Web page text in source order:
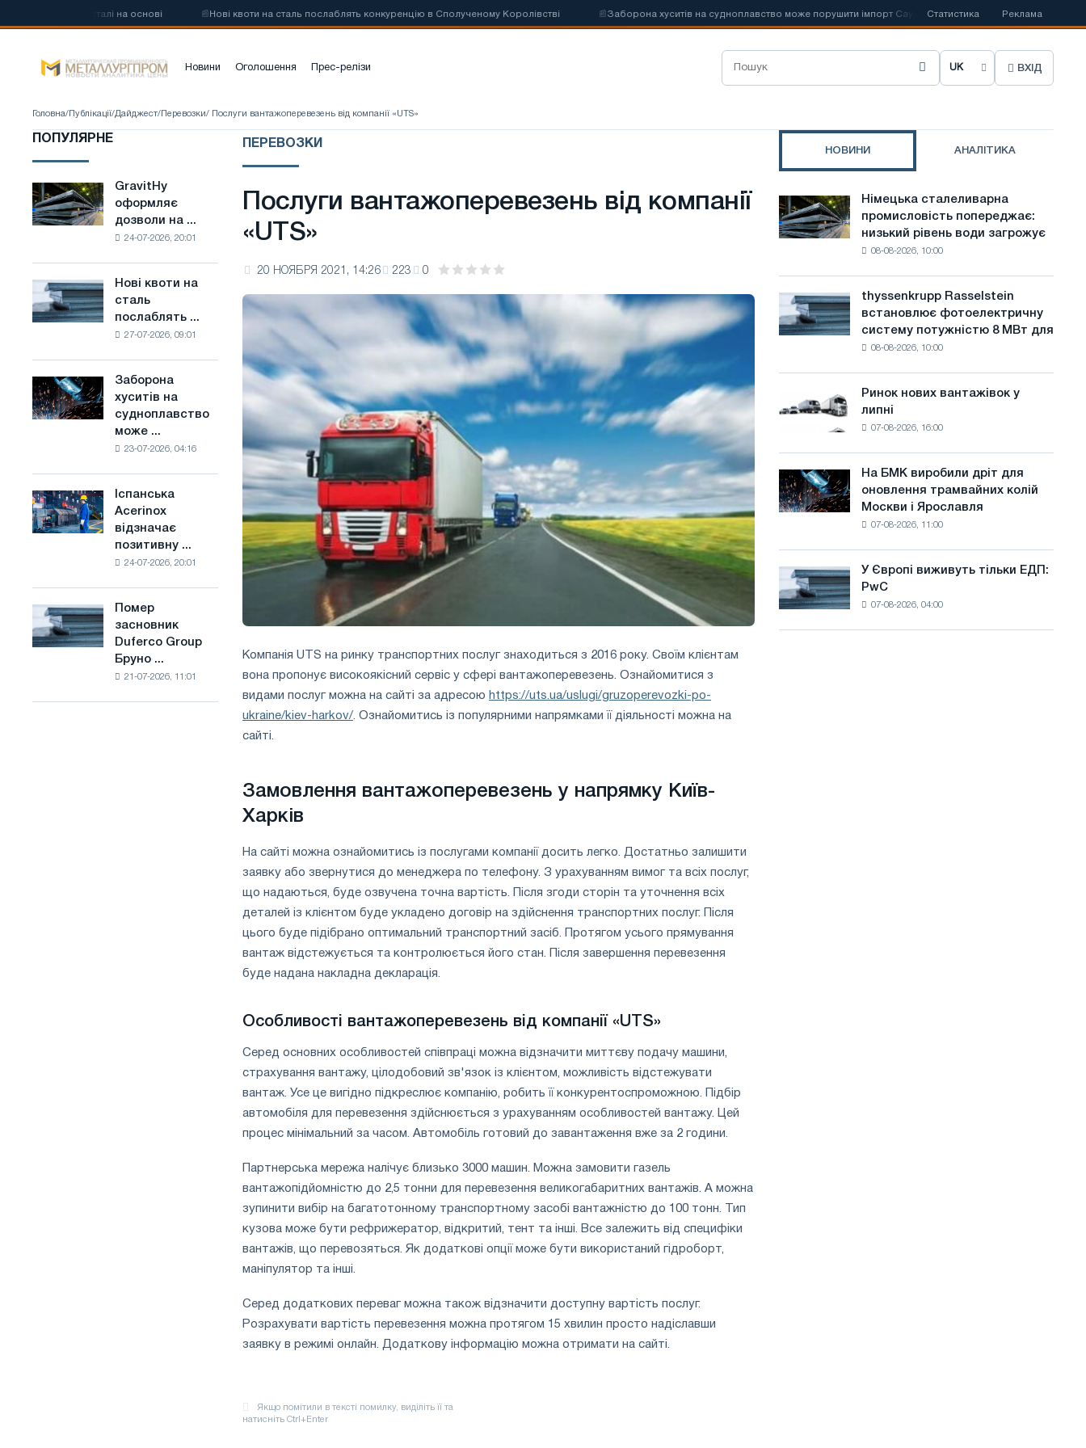
сталі на основі Нові квоти на сталь послаблять конкуренцію в Сполученому Королівстві Заборона хуситів на судноплавство може порушити імпорт Саудівської сталі Іспанська
Статистика Реклама
Новини Оголошення Прес-релізи
О
р
и
м
в
у
с
а
й
т
у
ВХІД
Головна/ Публікації/Дайджест/ Перевозки/ Послуги вантажоперевезень від компанії «UTS»
ПОПУЛЯРНЕ
GravitHy
оформляє
дозволи
виробництва
на
основі
водню
у
GravitHy
оформляє
дозволи на ...
24-07-2026, 20:01
Нові
квоти
на
в
Сполученому
Нові квоти на
сталь
послаблять ...
27-07-2026, 09:01
Заборона
хуситів
на
судноплавство
Саудівської
сталі
Заборона
хуситів на
судноплавство
може ...
23-07-2026, 04:16
Іспанська
Acerinox
відзначає
півріччі
по
підтримці
Іспанська
Acerinox
відзначає
позитивну ...
24-07-2026, 20:01
Помер
засновник
Duferco
Помер
засновник
Duferco Group
Бруно ...
21-07-2026, 11:01
ПЕРЕВОЗКИ
Послуги вантажоперевезень від компанії
«UTS»
20 НОЯБРЯ 2021, 14:26 223 0
Компанія UTS на ринку транспортних послуг знаходиться з 2016 року. Своїм клієнтам
вона пропонує високоякісний сервіс у сфері вантажоперевезень. Ознайомитися з
видами послуг можна на сайті за адресою https://uts.ua/uslugi/gruzoperevozki-po-
ukraine/kiev-harkov/. Ознайомитись із популярними напрямками її діяльності можна на
сайті.
Замовлення вантажоперевезень у напрямку Київ-
Харків
На сайті можна ознайомитись із послугами компанії досить легко. Достатньо залишити
заявку або звернутися до менеджера по телефону. З урахуванням вимог та всіх послуг,
що надаються, буде озвучена точна вартість. Після згоди сторін та уточнення всіх
деталей із клієнтом буде укладено договір на здійснення транспортних послуг. Після
цього буде підібрано оптимальний транспортний засіб. Протягом усього прямування
вантаж відстежується та контролюється його стан. Після завершення перевезення
буде надана накладна декларація.
Особливості вантажоперевезень від компанії «UTS»
Серед основних особливостей співпраці можна відзначити миттєву подачу машини,
страхування вантажу, цілодобовий зв'язок із клієнтом, можливість відстежувати
вантаж. Усе це вигідно підкреслює компанію, робить її конкурентоспроможною. Підбір
автомобіля для перевезення здійснюється з урахуванням особливостей вантажу. Цей
процес мінімальний за часом. Автомобіль готовий до завантаження вже за 2 години.
Партнерська мережа налічує близько 3000 машин. Можна замовити газель
вантажопідйомністю до 2,5 тонни для перевезення великогабаритних вантажів. А можна
зупинити вибір на багатотонному транспортному засобі вантажністю до 100 тонн. Тип
кузова може бути рефрижератор, відкритий, тент та інші. Все залежить від специфіки
вантажів, що перевозяться. Як додаткові опції може бути використаний гідроборт,
маніпулятор та інші.
Серед додаткових переваг можна також відзначити доступну вартість послуг.
Розрахувати вартість перевезення можна протягом 15 хвилин просто надіславши
заявку в режимі онлайн. Додаткову інформацію можна отримати на сайті.
НОВИНИ АНАЛІТИКА
Німецька
сталеливарна
промисловість
води
загрожує
Німецька сталеливарна
промисловість попереджає:
низький рівень води загрожує
08-08-2026, 10:00
thyssenkrupp
Rasselstein
встановлює
фотоелектричну
досягнення
цілей
декарбонізації
thyssenkrupp Rasselstein
встановлює фотоелектричну
систему потужністю 8 МВт для
08-08-2026, 10:00
Ринок
нових
вантажівок
Ринок нових вантажівок у
липні
07-08-2026, 16:00
На
БМК
виробили
трамвайних
колій
і
На БМК виробили дріт для
оновлення трамвайних колій
Москви і Ярославля
07-08-2026, 11:00
Європі
виживуть
У Європі виживуть тільки ЕДП:
PwC
07-08-2026, 04:00